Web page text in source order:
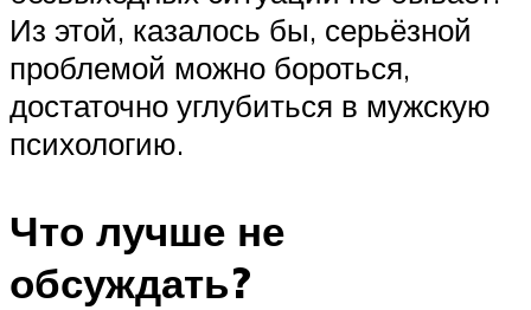
Из этой, казалось бы, серьёзной
проблемой можно бороться,
достаточно углубиться в мужскую
психологию.
Что лучше не
обсуждать?